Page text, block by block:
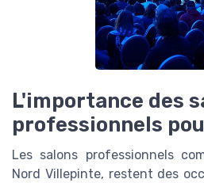
L'importance des
professionnels
Les salons professionnels
Nord Villepinte, restent des